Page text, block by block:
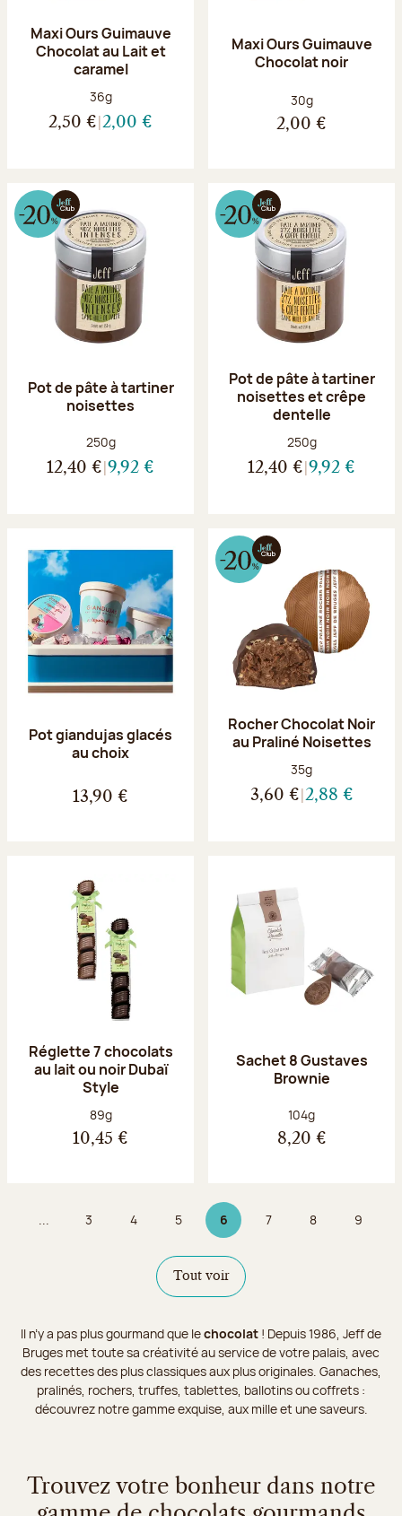
Maxi Ours Guimauve
Chocolat au Lait et
caramel
Poids net :
36g
2,50 € 2,00 €
Maxi Ours Guimauve
Chocolat noir
Poids net :
30g
2,00 €
Pot de pâte à tartiner
noisettes
Poids net :
250g
12,40 € 9,92 €
Pot de pâte à tartiner
noisettes et crêpe
dentelle
Poids net :
250g
12,40 € 9,92 €
Pot giandujas glacés
au choix
13,90 €
Rocher Chocolat Noir
au Praliné Noisettes
Poids net :
35g
3,60 € 2,88 €
Réglette 7 chocolats
au lait ou noir Dubaï
Style
Poids net :
89g
10,45 €
Sachet 8 Gustaves
Brownie
Poids net :
104g
8,20 €
... Page
3 Page
4 Page
5 6Page 6 sur 9
Page
7 Page
8 Page
9
Tout voir
Il n’y a pas plus gourmand que lechocolat ! Depuis 1986, Jeff de
Bruges met toute sa créativité au service de votre palais, avec
des recettes des plus classiques aux plus originales. Ganaches,
pralinés, rochers, truffes, tablettes, ballotins ou coffrets :
découvrez notre gamme exquise, aux mille et une saveurs.
Trouvez votre bonheur dans notre